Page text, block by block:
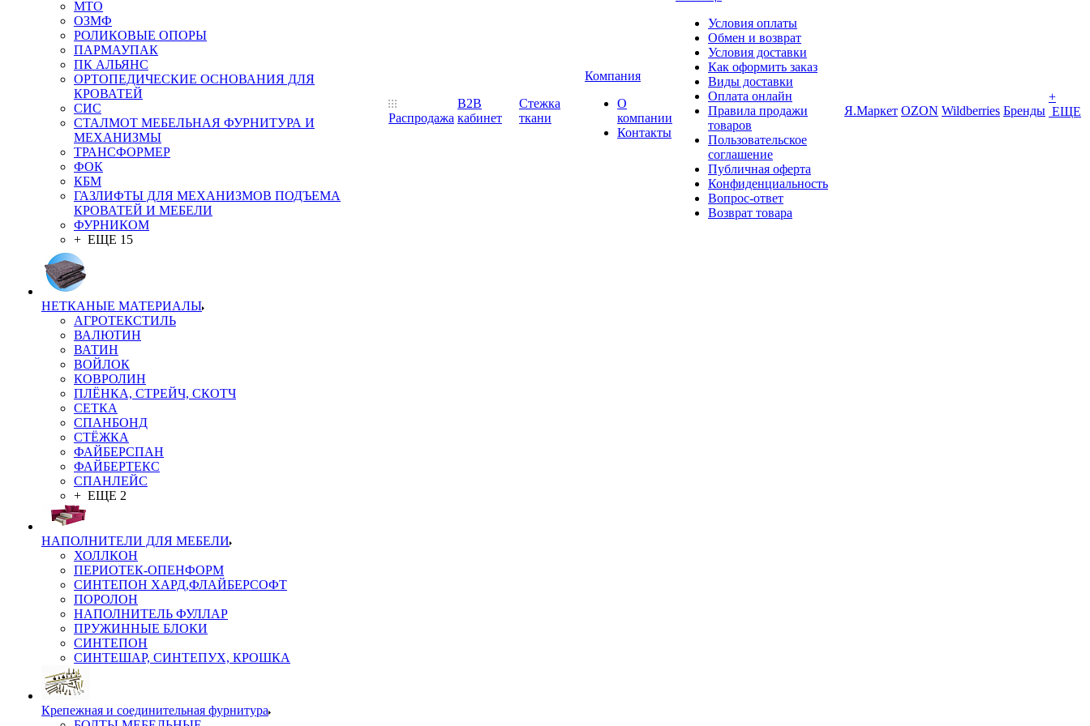
MTO
ОЗМФ
РОЛИКОВЫЕ ОПОРЫ
ПАРМАУПАК
ПК АЛЬЯНС
ОРТОПЕДИЧЕСКИЕ ОСНОВАНИЯ ДЛЯ
КРОВАТЕЙ
СИС
СТАЛМОТ МЕБЕЛЬНАЯ ФУРНИТУРА И
МЕХАНИЗМЫ
ТРАНСФОРМЕР
ФОК
КБМ
ГАЗЛИФТЫ ДЛЯ МЕХАНИЗМОВ ПОДЪЕМА
КРОВАТЕЙ И МЕБЕЛИ
ФУРНИКОМ
+ ЕЩЕ 15
НЕТКАНЫЕ МАТЕРИАЛЫ
АГРОТЕКСТИЛЬ
ВАЛЮТИН
ВАТИН
ВОЙЛОК
КОВРОЛИН
ПЛЁНКА, СТРЕЙЧ, СКОТЧ
СЕТКА
СПАНБОНД
СТЁЖКА
ФАЙБЕРСПАН
ФАЙБЕРТЕКС
СПАНЛЕЙС
+ ЕЩЕ 2
НАПОЛНИТЕЛИ ДЛЯ МЕБЕЛИ
ХОЛЛКОН
ПЕРИОТЕК-ОПЕНФОРМ
СИНТЕПОН ХАРД,ФЛАЙБЕРСОФТ
ПОРОЛОН
НАПОЛНИТЕЛЬ ФУЛЛАР
ПРУЖИННЫЕ БЛОКИ
СИНТЕПОН
СИНТЕШАР, СИНТЕПУХ, КРОШКА
Крепежная и соединительная фурнитура
Распродажа
B2B
кабинет
Стежка
ткани
Компания
О
компании
Контакты
Условия оплаты
Обмен и возврат
Условия доставки
Как оформить заказ
Виды доставки
Оплата онлайн
Правила продажи
товаров
Пользовательское
соглашение
Публичная оферта
Конфиденциальность
Вопрос-ответ
Возврат товара
Я.Маркет OZON Wildberries Бренды
+
ЕЩЕ